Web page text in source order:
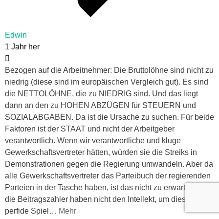
Edwin
1 Jahr her
Bezogen auf die Arbeitnehmer: Die Bruttolöhne sind nicht zu
niedrig (diese sind im europäischen Vergleich gut). Es sind
die NETTOLÖHNE, die zu NIEDRIG sind. Und das liegt
dann an den zu HOHEN ABZÜGEN für STEUERN und
SOZIALABGABEN. Da ist die Ursache zu suchen. Für beide
Faktoren ist der STAAT und nicht der Arbeitgeber
verantwortlich. Wenn wir verantwortliche und kluge
Gewerkschaftsvertreter hätten, würden sie die Streiks in
Demonstrationen gegen die Regierung umwandeln. Aber da
alle Gewerkschaftsvertreter das Parteibuch der regierenden
Parteien in der Tasche haben, ist das nicht zu erwarten. Und
die Beitragszahler haben nicht den Intellekt, um dieses
perfide Spiel … Mehr